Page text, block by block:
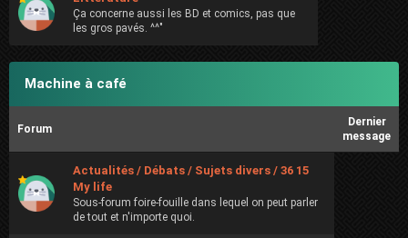
Ça concerne aussi les BD et comics, pas que
les gros pavés. ^^"
Machine à café
Forum
Dernier
message
Actualités / Débats / Sujets divers / 36 15
My life
Sous-forum foire-fouille dans lequel on peut parler
de tout et n'importe quoi.